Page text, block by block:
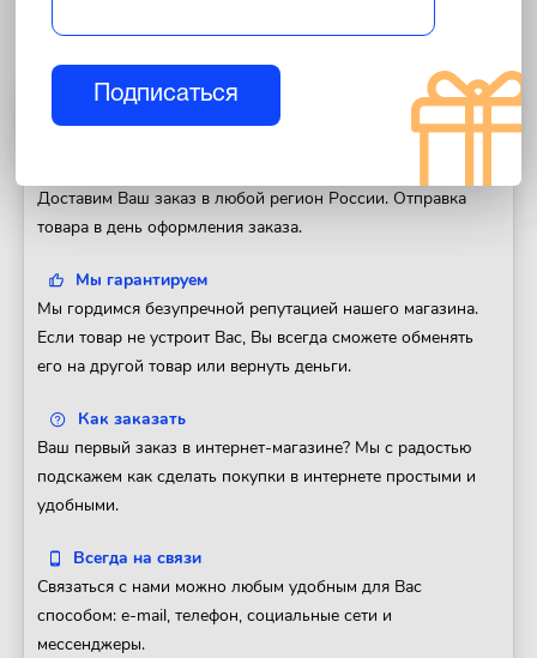
Полезная информация
Доставим Ваш заказ в любой регион России. Отправка
товара в день оформления заказа.
Мы гарантируем
Мы гордимся безупречной репутацией нашего магазина.
Если товар не устроит Вас, Вы всегда сможете обменять
его на другой товар или вернуть деньги.
Как заказать
Ваш первый заказ в интернет-магазине? Мы с радостью
подскажем как сделать покупки в интернете простыми и
удобными.
Всегда на связи
Связаться с нами можно любым удобным для Вас
способом: e-mail, телефон, социальные сети и
мессенджеры.
Подписаться